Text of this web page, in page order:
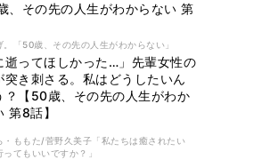
、その先の人生がわからない 第
。「50歳、その先の人生がわからない」
逝ってほしかった…」先輩女性の
突き刺さる。私はどうしたいん
？【50歳、その先の人生がわか
第8話】
・ももた/菅野久美子「私たちは癒されたい
てもいいですか？」